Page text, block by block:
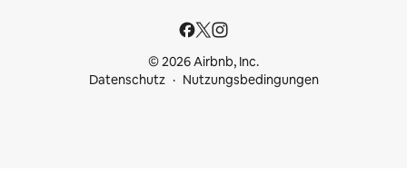
© 2026 Airbnb, Inc.
Datenschutz
Nutzungsbedingungen